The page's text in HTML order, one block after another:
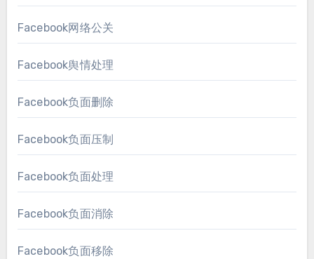
Facebook网络公关
Facebook舆情处理
Facebook负面删除
Facebook负面压制
Facebook负面处理
Facebook负面消除
Facebook负面移除